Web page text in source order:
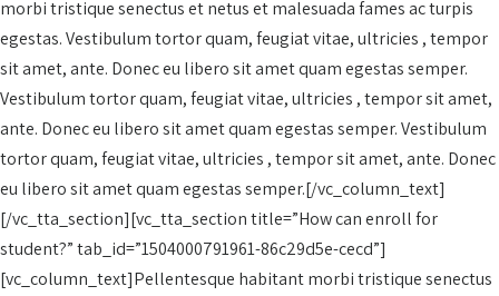
morbi tristique senectus et netus et malesuada fames ac turpis
egestas. Vestibulum tortor quam, feugiat vitae, ultricies , tempor
sit amet, ante. Donec eu libero sit amet quam egestas semper.
Vestibulum tortor quam, feugiat vitae, ultricies , tempor sit amet,
ante. Donec eu libero sit amet quam egestas semper. Vestibulum
tortor quam, feugiat vitae, ultricies , tempor sit amet, ante. Donec
eu libero sit amet quam egestas semper.[/vc_column_text]
[/vc_tta_section][vc_tta_section title=”How can enroll for
student?” tab_id=”1504000791961-86c29d5e-cecd”]
[vc_column_text]Pellentesque habitant morbi tristique senectus